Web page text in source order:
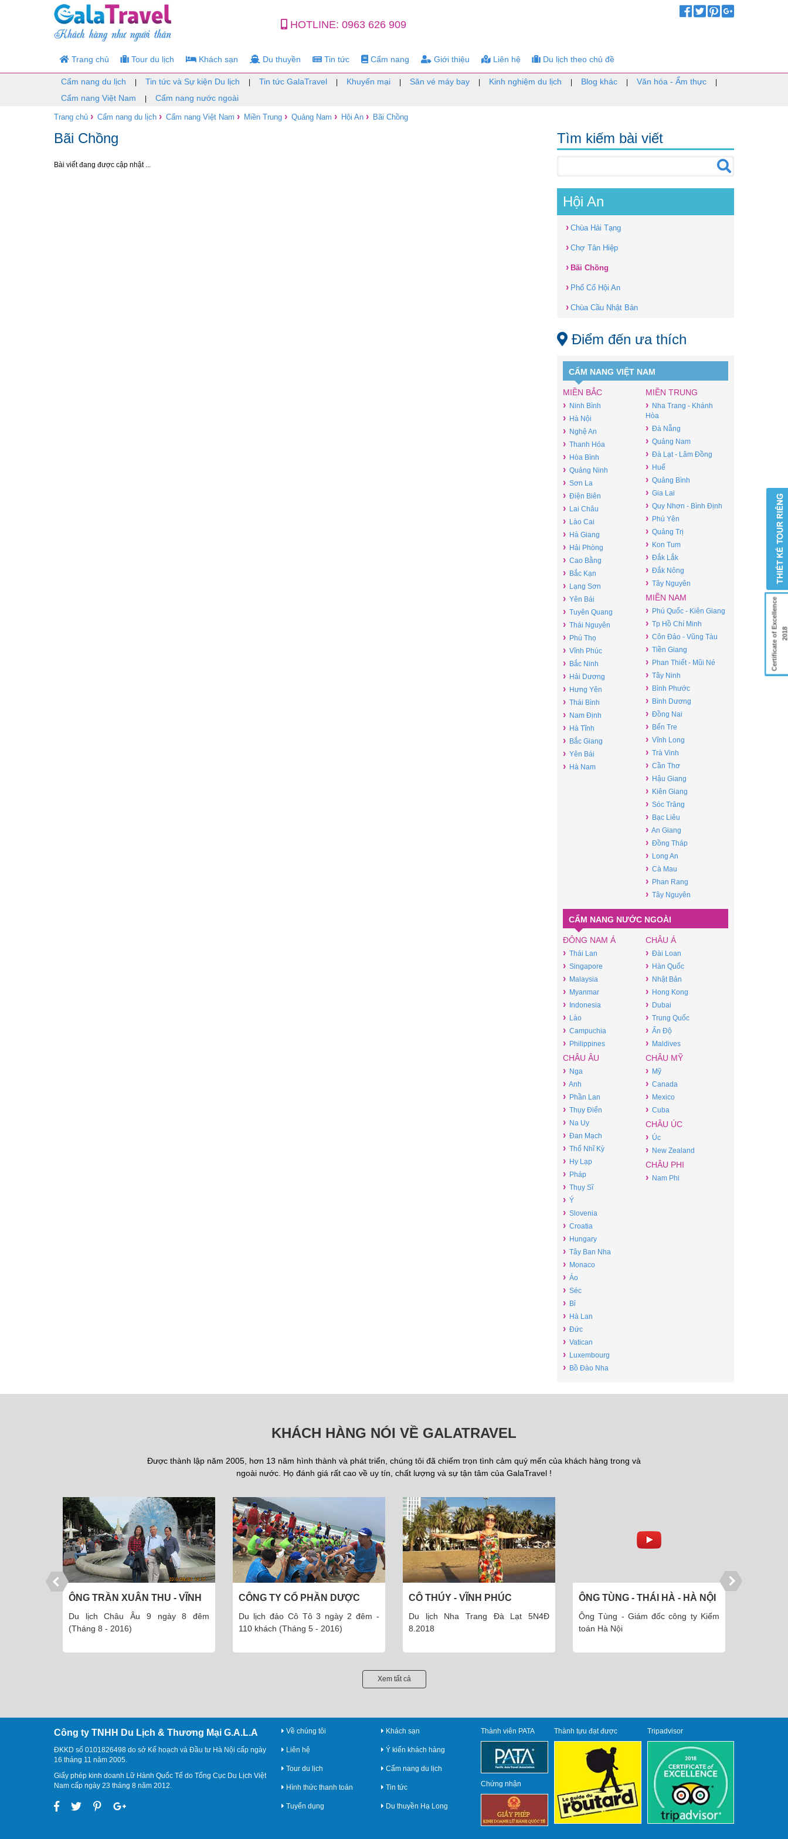
HOTLINE: 0963 626 909
Trang chủ Tour du lịch Khách sạn Du thuyền Tin tức Cẩm nang Giới thiệu Liên hệ Du lịch theo chủ đề
Cẩm nang du lịch Tin tức và Sự kiện Du lịch Tin tức GalaTravel Khuyến mại Săn vé máy bay Kinh nghiệm du lịch Blog khác Văn hóa - Ẩm thực
Cẩm nang Việt Nam Cẩm nang nước ngoài
Trang chủ › Cẩm nang du lịch › Cẩm nang Việt Nam › Miền Trung › Quảng Nam › Hội An › Bãi Chồng
Bãi Chồng
Bài viết đang được cập nhật ...
Tìm kiếm bài viết
Hội An
› Chùa Hải Tạng
› Chợ Tân Hiệp
› Bãi Chồng
› Phố Cổ Hội An
› Chùa Cầu Nhật Bản
Điểm đến ưa thích
CẨM NANG VIỆT NAM
MIỀN BẮC
› Ninh Bình
› Hà Nội
› Nghệ An
› Thanh Hóa
› Hòa Bình
› Quảng Ninh
› Sơn La
› Điện Biên
› Lai Châu
› Lào Cai
› Hà Giang
› Hải Phòng
› Cao Bằng
› Bắc Kạn
› Lạng Sơn
› Yên Bái
› Tuyên Quang
› Thái Nguyên
› Phú Thọ
› Vĩnh Phúc
› Bắc Ninh
› Hải Dương
› Hưng Yên
› Thái Bình
› Nam Định
› Hà Tĩnh
› Bắc Giang
› Yên Bái
› Hà Nam
MIỀN TRUNG
› Nha Trang - Khánh
Hòa
› Đà Nẵng
› Quảng Nam
› Đà Lạt - Lâm Đồng
› Huế
› Quảng Bình
› Gia Lai
› Quy Nhơn - Bình Định
› Phú Yên
› Quảng Trị
› Kon Tum
› Đắk Lắk
› Đắk Nông
› Tây Nguyên
MIỀN NAM
› Phú Quốc - Kiên Giang
› Tp Hồ Chí Minh
› Côn Đảo - Vũng Tàu
› Tiền Giang
› Phan Thiết - Mũi Né
› Tây Ninh
› Bình Phước
› Bình Dương
› Đồng Nai
› Bến Tre
› Vĩnh Long
› Trà Vinh
› Cần Thơ
› Hậu Giang
› Kiên Giang
› Sóc Trăng
› Bạc Liêu
› An Giang
› Đồng Tháp
› Long An
› Cà Mau
› Phan Rang
› Tây Nguyên
CẨM NANG NƯỚC NGOÀI
ĐÔNG NAM Á
› Thái Lan
› Singapore
› Malaysia
› Myanmar
› Indonesia
› Lào
› Campuchia
› Philippines
CHÂU Á
› Đài Loan
› Hàn Quốc
› Nhật Bản
› Hong Kong
› Dubai
› Trung Quốc
› Ấn Độ
› Maldives
CHÂU ÂU
› Nga
› Anh
› Phần Lan
› Thụy Điển
› Na Uy
› Đan Mạch
› Thổ Nhĩ Kỳ
› Hy Lạp
› Pháp
› Thụy Sĩ
› Ý
› Slovenia
› Croatia
› Hungary
› Tây Ban Nha
› Monaco
› Áo
› Séc
› Bỉ
› Hà Lan
› Đức
› Vatican
› Luxembourg
› Bồ Đào Nha
CHÂU MỸ
› Mỹ
› Canada
› Mexico
› Cuba
CHÂU ÚC
› Úc
› New Zealand
CHÂU PHI
› Nam Phi
KHÁCH HÀNG NÓI VỀ GALATRAVEL
Được thành lập năm 2005, hơn 13 năm hình thành và phát triển, chúng tôi đã chiếm trọn tình cảm quý mến của khách hàng trong và
ngoài nước. Họ đánh giá rất cao về uy tín, chất lượng và sự tận tâm của GalaTravel !
CÔNG TY CỔ PHẦN DƯỢC
PHẨM THÁI MINH
Du lịch đảo Cô Tô 3 ngày 2 đêm -
110 khách (Tháng 5 - 2016)
CÔ THÚY - VĨNH PHÚC
Du lịch Nha Trang Đà Lạt 5N4Đ
8.2018
ÔNG TÙNG - THÁI HÀ - HÀ NỘI
Ông Tùng - Giám đốc công ty Kiểm
toán Hà Nội
ÔNG TOÀN - HÀ ĐÔNG - HÀ
NỘI
Ông Toàn - Giám đốc Công ty cổ
phần thiết kế và XD Hà Nội
Xem tất cả
Công ty TNHH Du Lịch & Thương Mại G.A.L.A
ĐKKD số 0101826498 do sở Kế hoạch và Đầu tư Hà Nội cấp ngày
16 tháng 11 năm 2005.
Giấy phép kinh doanh Lữ Hành Quốc Tế do Tổng Cục Du Lịch Việt
Nam cấp ngày 23 tháng 8 năm 2012.
Về chúng tôi
Liên hệ
Tour du lịch
Hình thức thanh toán
Tuyển dụng
Khách sạn
Ý kiến khách hàng
Cẩm nang du lịch
Tin tức
Du thuyền Hạ Long
Thành viên PATA
Chứng nhận
Thành tựu đạt được Tripadvisor
Certificate of Excellence 2018